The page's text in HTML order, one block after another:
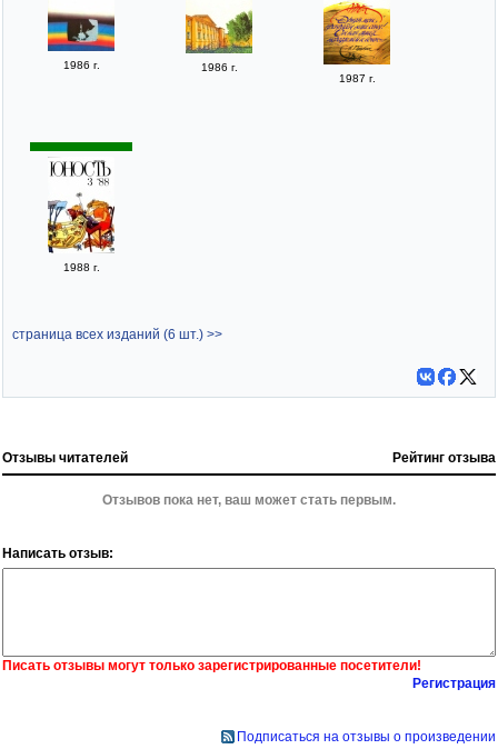
1986 г.
1986 г.
1987 г.
1988 г.
страница всех изданий (6 шт.) >>
Отзывы читателей Рейтинг отзыва
Отзывов пока нет, ваш может стать первым.
Написать отзыв:
Писать отзывы могут только зарегистрированные посетители!
Регистрация
Подписаться на отзывы о произведении